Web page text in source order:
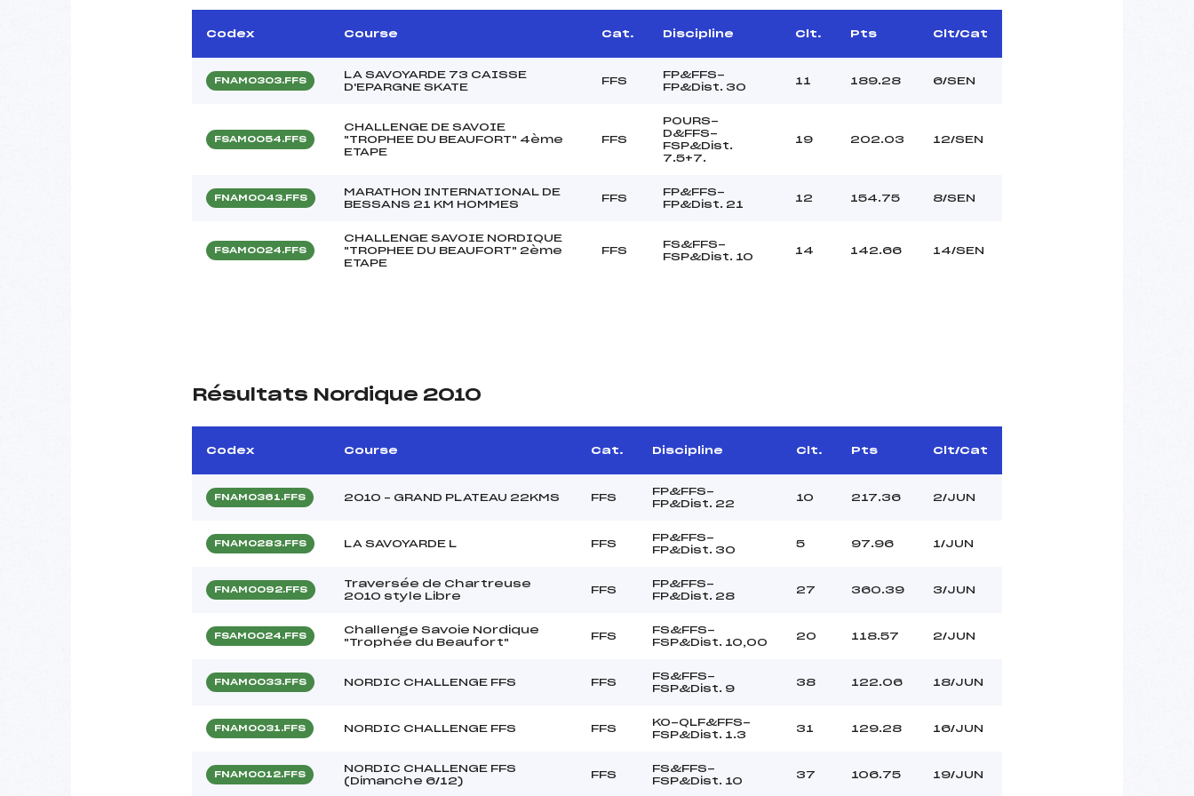
Codex Course Cat. Discipline Clt. Pts Clt/Cat
FNAM0303.FFS
LA SAVOYARDE 73 CAISSE
D'EPARGNE SKATE
FFS
FP&FFS-
FP&Dist. 30
11 189.28 6/SEN
FSAM0054.FFS
CHALLENGE DE SAVOIE
"TROPHEE DU BEAUFORT" 4ème
ETAPE
FFS
POURS-
D&FFS-
FSP&Dist.
7.5+7.
19 202.03 12/SEN
FNAM0043.FFS
MARATHON INTERNATIONAL DE
BESSANS 21 KM HOMMES
FFS
FP&FFS-
FP&Dist. 21
12 154.75 8/SEN
FSAM0024.FFS
CHALLENGE SAVOIE NORDIQUE
"TROPHEE DU BEAUFORT" 2ème
ETAPE
FFS
FS&FFS-
FSP&Dist. 10
14 142.66 14/SEN
Résultats Nordique 2010
Codex Course Cat. Discipline Clt. Pts Clt/Cat
FNAM0361.FFS 2010 – GRAND PLATEAU 22KMS FFS
FP&FFS-
FP&Dist. 22
10 217.36 2/JUN
FNAM0283.FFS LA SAVOYARDE L FFS
FP&FFS-
FP&Dist. 30
5 97.96 1/JUN
FNAM0092.FFS
Traversée de Chartreuse
2010 style Libre
FFS
FP&FFS-
FP&Dist. 28
27 360.39 3/JUN
FSAM0024.FFS
Challenge Savoie Nordique
"Trophée du Beaufort"
FFS
FS&FFS-
FSP&Dist. 10,00
20 118.57 2/JUN
FNAM0033.FFS NORDIC CHALLENGE FFS FFS
FS&FFS-
FSP&Dist. 9
38 122.06 18/JUN
FNAM0031.FFS NORDIC CHALLENGE FFS FFS
KO-QLF&FFS-
FSP&Dist. 1.3
31 129.28 16/JUN
FNAM0012.FFS
NORDIC CHALLENGE FFS
(Dimanche 6/12)
FFS
FS&FFS-
FSP&Dist. 10
37 106.75 19/JUN